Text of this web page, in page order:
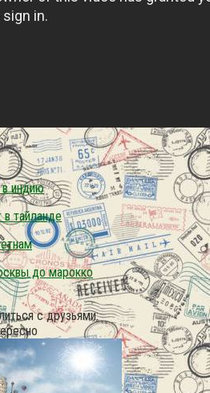
в индию
тайланде
до марокко
с друзьями: